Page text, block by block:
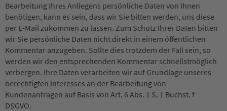
Bearbeitung Ihres Anliegens persönliche Daten von Ihnen
benötigen, kann es sein, dass wir Sie bitten werden, uns diese
per E-Mail zukommen zu lassen. Zum Schutz Ihrer Daten bitten
wir Sie persönliche Daten nicht direkt in einem öffentlichen
Kommentar anzugeben. Sollte dies trotzdem der Fall sein, so
werden wir den entsprechenden Kommentar schnellstmöglich
verbergen. Ihre Daten verarbeiten wir auf Grundlage unseres
berechtigten Interesses an der Bearbeitung von
Kundenanfragen auf Basis von Art. 6 Abs. 1 S. 1 Buchst. f
DSGVO.